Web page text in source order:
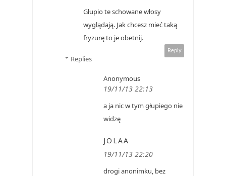
Głupio te schowane włosy
wyglądają. Jak chcesz mieć taką
fryzurę to je obetnij.
Reply
Replies
Anonymous
19/11/13 22:13
a ja nic w tym głupiego nie
widzę
JOLAA
19/11/13 22:20
drogi anonimku, bez